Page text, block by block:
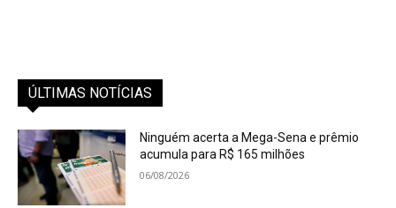
ÚLTIMAS NOTÍCIAS
Ninguém acerta a Mega-Sena e prêmio
acumula para R$ 165 milhões
06/08/2026